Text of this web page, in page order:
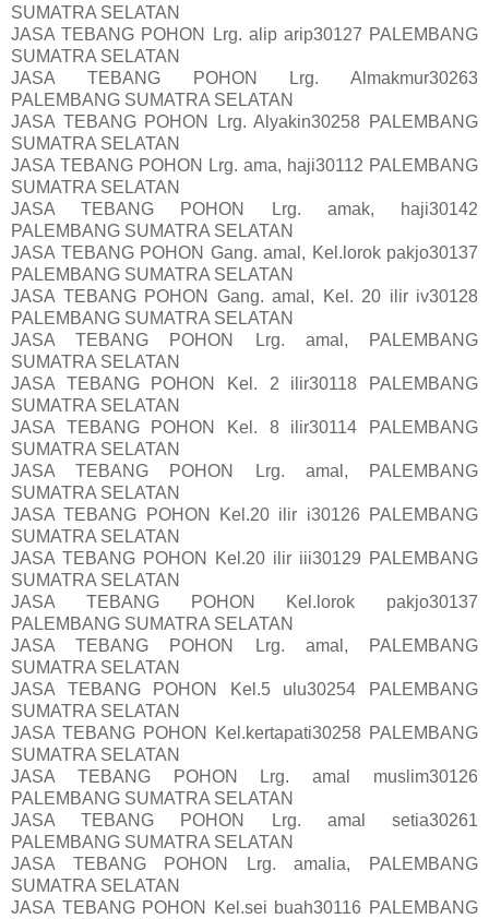
SUMATRA SELATAN
JASA TEBANG POHON Lrg. alip arip30127 PALEMBANG
SUMATRA SELATAN
JASA TEBANG POHON Lrg. Almakmur30263
PALEMBANG SUMATRA SELATAN
JASA TEBANG POHON Lrg. Alyakin30258 PALEMBANG
SUMATRA SELATAN
JASA TEBANG POHON Lrg. ama, haji30112 PALEMBANG
SUMATRA SELATAN
JASA TEBANG POHON Lrg. amak, haji30142
PALEMBANG SUMATRA SELATAN
JASA TEBANG POHON Gang. amal, Kel.lorok pakjo30137
PALEMBANG SUMATRA SELATAN
JASA TEBANG POHON Gang. amal, Kel. 20 ilir iv30128
PALEMBANG SUMATRA SELATAN
JASA TEBANG POHON Lrg. amal, PALEMBANG
SUMATRA SELATAN
JASA TEBANG POHON Kel. 2 ilir30118 PALEMBANG
SUMATRA SELATAN
JASA TEBANG POHON Kel. 8 ilir30114 PALEMBANG
SUMATRA SELATAN
JASA TEBANG POHON Lrg. amal, PALEMBANG
SUMATRA SELATAN
JASA TEBANG POHON Kel.20 ilir i30126 PALEMBANG
SUMATRA SELATAN
JASA TEBANG POHON Kel.20 ilir iii30129 PALEMBANG
SUMATRA SELATAN
JASA TEBANG POHON Kel.lorok pakjo30137
PALEMBANG SUMATRA SELATAN
JASA TEBANG POHON Lrg. amal, PALEMBANG
SUMATRA SELATAN
JASA TEBANG POHON Kel.5 ulu30254 PALEMBANG
SUMATRA SELATAN
JASA TEBANG POHON Kel.kertapati30258 PALEMBANG
SUMATRA SELATAN
JASA TEBANG POHON Lrg. amal muslim30126
PALEMBANG SUMATRA SELATAN
JASA TEBANG POHON Lrg. amal setia30261
PALEMBANG SUMATRA SELATAN
JASA TEBANG POHON Lrg. amalia, PALEMBANG
SUMATRA SELATAN
JASA TEBANG POHON Kel.sei buah30116 PALEMBANG